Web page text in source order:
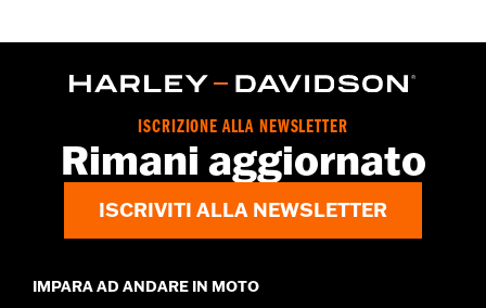
carter trasmissione primaria a profilo stretto P/N 25700385 o
25700438.
Istruzioni di installazione
Collezione:Empire
Venduti singolarmente:Ciascuno
Contenuto della confezione:Coperchio di accesso alla frizione
richiedere l’acquisto di nuove guarnizioni. Per
ISCRIZIONE ALLA NEWSLETTER
Rimani aggiornato
ISCRIVITI ALLA NEWSLETTER
IMPARA AD ANDARE IN MOTO